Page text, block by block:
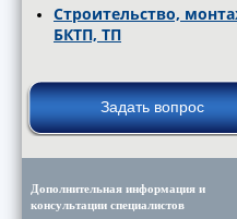
Строительство,
БКТП, ТП
Задать вопрос
Дополнительная информация и
консультации специалистов